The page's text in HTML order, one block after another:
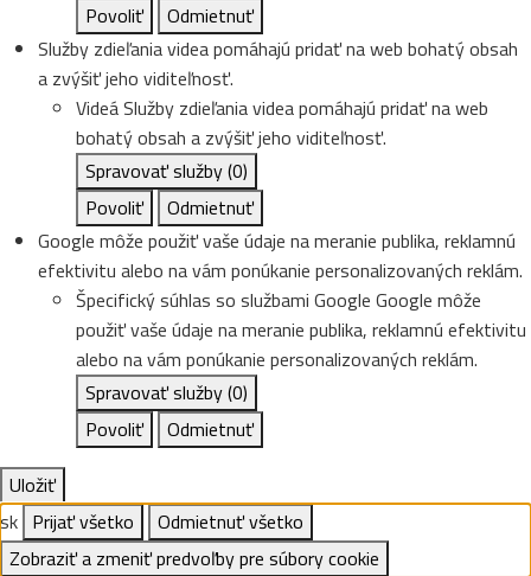
Povoliť
Odmietnuť
Služby zdieľania videa pomáhajú pridať na web bohatý obsah
a zvýšiť jeho viditeľnosť.
VideáSlužby zdieľania videa pomáhajú pridať na web
bohatý obsah a zvýšiť jeho viditeľnosť.
Spravovať služby(0)
Povoliť
Odmietnuť
Google môže použiť vaše údaje na meranie publika, reklamnú
efektivitu alebo na vám ponúkanie personalizovaných reklám.
Špecifický súhlas so službami Google Google môže
použiť vaše údaje na meranie publika, reklamnú efektivitu
alebo na vám ponúkanie personalizovaných reklám.
Spravovať služby(0)
Povoliť
Odmietnuť
Uložiť
sk Prijať všetko
Odmietnuť všetko
Zobraziť a zmeniť predvoľby pre súbory cookie